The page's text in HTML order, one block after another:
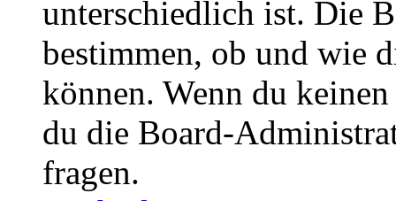
unterschiedlich ist. Die
bestimmen, ob und wie
können. Wenn du
du die Board-
fragen.